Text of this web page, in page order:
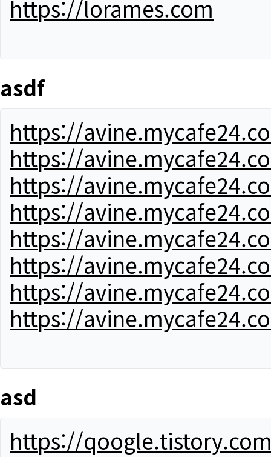
https://lorames.com
asdf
https://
https://
https://
https://
https://
https://
https://
https://
asd
https://